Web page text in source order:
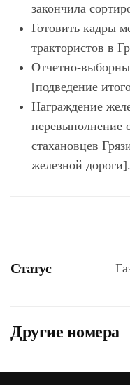
закончила
Готовить кадры
трактористов в
Отчетно-
[подведение
Награждение
перевыполнение
стахановцев
железной дороги].
Статус
Другие номера